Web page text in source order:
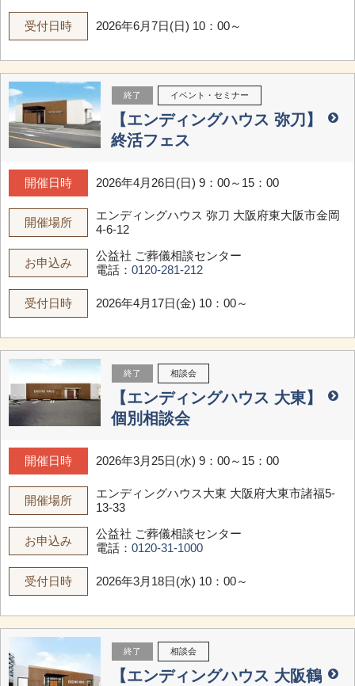
受付日時 2026年6月7日(日) 10：00～
終了 イベント・セミナー
【エンディングハウス 弥刀】
終活フェス
開催日時 2026年4月26日(日) 9：00～15：00
開催場所
エンディングハウス 弥刀 大阪府東大阪市金岡
4-6-12
お申込み
公益社 ご葬儀相談センター
電話： 0120-281-212
受付日時 2026年4月17日(金) 10：00～
終了 相談会
【エンディングハウス 大東】
個別相談会
開催日時 2026年3月25日(水) 9：00～15：00
開催場所
エンディングハウス大東 大阪府大東市諸福5-
13-33
お申込み
公益社 ご葬儀相談センター
電話： 0120-31-1000
受付日時 2026年3月18日(水) 10：00～
終了 相談会
【エンディングハウス 大阪鶴